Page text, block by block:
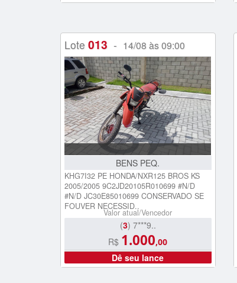
Lote 013 - 14/08 às 09:00
BENS PEQ.
KHG7I32 PE HONDA/NXR125 BROS KS
2005/2005 9C2JD20105R010699 #N/D
#N/D JC30E85010699 CONSERVADO SE
FOUVER NECESSID..
Valor atual/Vencedor
(3) 7***9..
R$ 1.000,00
Dê seu lance